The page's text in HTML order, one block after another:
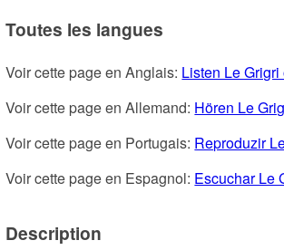
Toutes les langues
Voir cette page en Anglais: Listen Le
Voir cette page en Allemand: Hören Le
Voir cette page en Portugais: Reproduzir
Voir cette page en Espagnol: Escuchar Le
Description